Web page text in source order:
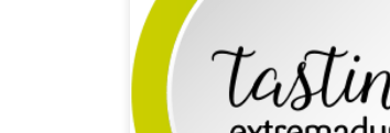
Licencia: R-BA-00402
TENTUDÍA
Paseo de Extremadura, 67
Correo Electrónico: Contactar por
electrónico
Teléfono: Teléfono:
Recomendaciones: Recomendado